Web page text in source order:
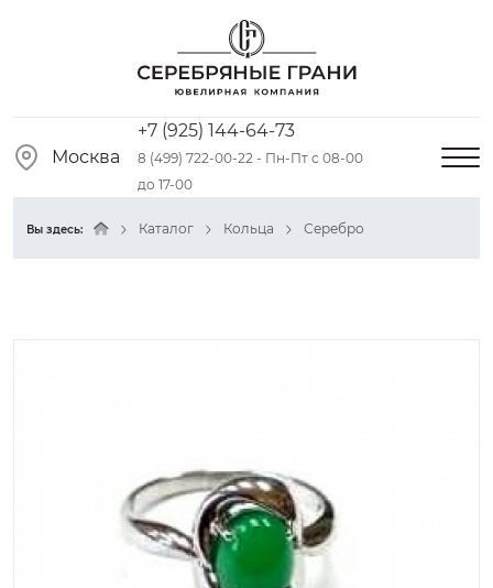
Москва
+7 (925) 144-64-73
8 (499) 722-00-22 - Пн-Пт с 08-00
до 17-00
Вы здесь: Каталог Кольца Серебро